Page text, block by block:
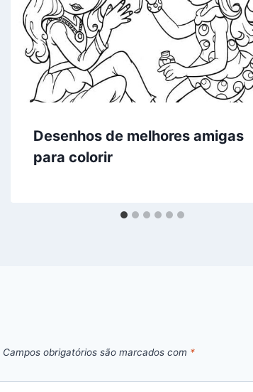
Desenhos de melhores amigas
para colorir
Campos obrigatórios são marcados com *